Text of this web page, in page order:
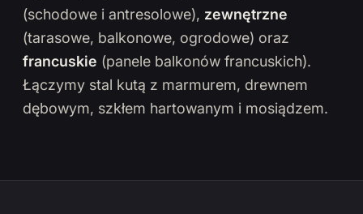
(schodowe i antresolowe), zewnętrzne
(tarasowe, balkonowe, ogrodowe) oraz
francuskie (panele balkonów francuskich).
Łączymy stal kutą z marmurem, drewnem
dębowym, szkłem hartowanym i mosiądzem.